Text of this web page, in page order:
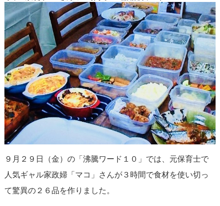
９月２９日（金）の「沸騰ワード１０」では、元保育士で
人気ギャル家政婦「マコ」さんが３時間で食材を使い切っ
て驚異の２６品を作りました。